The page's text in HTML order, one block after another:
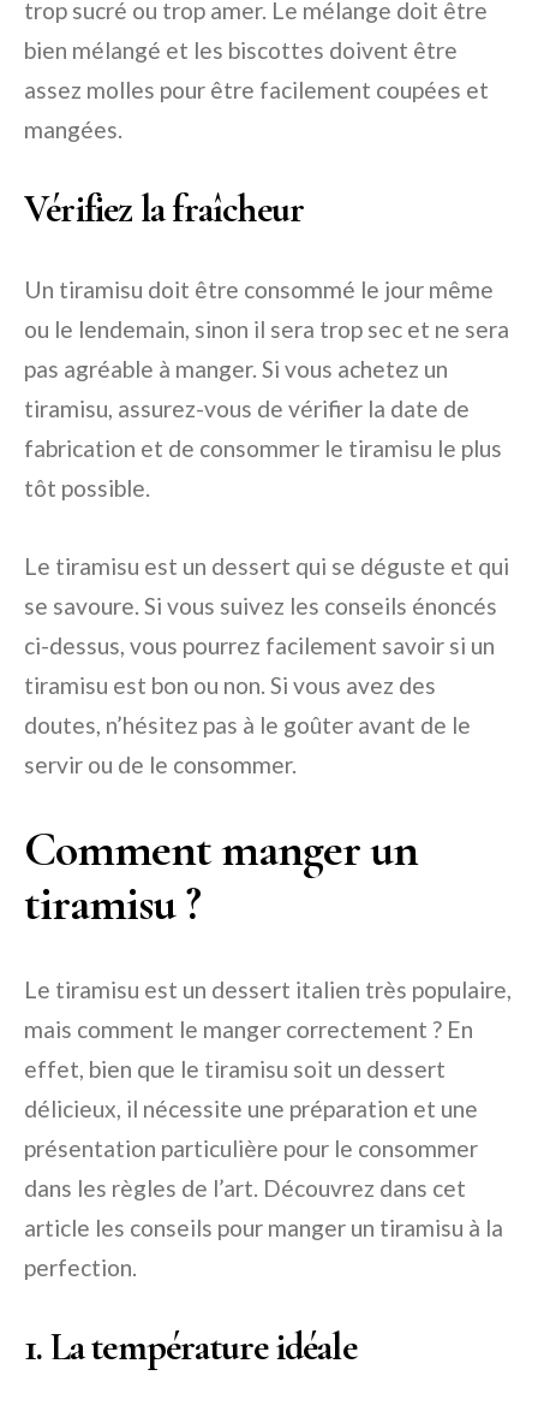
trop sucré ou trop amer. Le mélange doit être
bien mélangé et les biscottes doivent être
assez molles pour être facilement coupées et
mangées.
Vérifiez la fraîcheur
Un tiramisu doit être consommé le jour même
ou le lendemain, sinon il sera trop sec et ne sera
pas agréable à manger. Si vous achetez un
tiramisu, assurez-vous de vérifier la date de
fabrication et de consommer le tiramisu le plus
tôt possible.
Le tiramisu est un dessert qui se déguste et qui
se savoure. Si vous suivez les conseils énoncés
ci-dessus, vous pourrez facilement savoir si un
tiramisu est bon ou non. Si vous avez des
doutes, n’hésitez pas à le goûter avant de le
servir ou de le consommer.
Comment manger un
tiramisu ?
Le tiramisu est un dessert italien très populaire,
mais comment le manger correctement ? En
effet, bien que le tiramisu soit un dessert
délicieux, il nécessite une préparation et une
présentation particulière pour le consommer
dans les règles de l’art. Découvrez dans cet
article les conseils pour manger un tiramisu à la
perfection.
1. La température idéale